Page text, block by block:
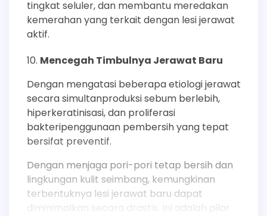
tingkat seluler, dan membantu meredakan
kemerahan yang terkait dengan lesi jerawat
aktif.
Mencegah Timbulnya Jerawat Baru
Dengan mengatasi beberapa etiologi jerawat
secara simultanproduksi sebum berlebih,
hiperkeratinisasi, dan proliferasi
bakteripenggunaan pembersih yang tepat
bersifat preventif.
Dengan menjaga pori-pori tetap bersih dan
lingkungan kulit seimbang, kemungkinan
terbentuknya lesi jerawat baru dapat
diminimalkan secara drastis. Ini adalah pilar